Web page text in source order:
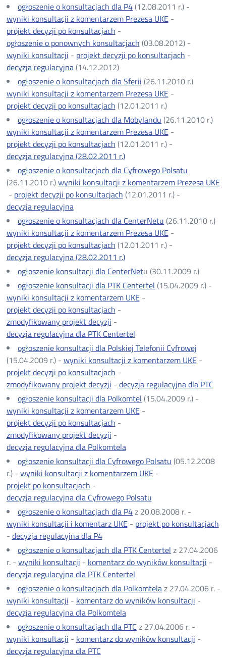
ogłoszenie o konsultacjach dla P4(12.08.2011 r.) -
wyniki konsultacji z komentarzem Prezesa UKE -
projekt decyzji po konsultacjach -
ogłoszenie o ponownych konsultacjach (03.08.2012) -
wyniki konsultacji - projekt decyzji po konsultacjach -
decyzja regulacyjna(14.12.2012)
ogłoszenie o konsultacjach dla Sferii (26.11.2010 r.)
wyniki konsultacji z komentarzem Prezesa UKE -
projekt decyzji po konsultacjach (12.01.2011 r.)
ogłoszenie o konsultacjach dla Mobylandu (26.11.2010 r.)
wyniki konsultacji z komentarzem Prezesa UKE -
projekt decyzji po konsultacjach (12.01.2011 r.) -
decyzja regulacyjna (28.02.2011 r.)
ogłoszenie o konsultacjach dla Cyfrowego Polsatu
(26.11.2010 r.)wyniki konsultacji z komentarzem Prezesa UKE
- projekt decyzji po konsultacjach (12.01.2011 r.) -
decyzja regulacyjna
ogłoszenie o konsultacjach dla CenterNetu (26.11.2010 r.)
wyniki konsultacji z komentarzem Prezesa UKE -
projekt decyzji po konsultacjach (12.01.2011 r.) -
decyzja regulacyjna (28.02.2011 r.)
ogłoszenie konsultacji dla CenterNetu (30.11.2009 r.)
ogłoszenie konsultacji dla PTK Centertel (15.04.2009 r.) -
wyniki konsultacji z komentarzem UKE -
projekt decyzji po konsultacjach -
zmodyfikowany projekt decyzji -
decyzja regulacyjna dla PTK Centertel
ogłoszenie konsultacji dla Polskiej Telefonii Cyfrowej
(15.04.2009 r.) - wyniki konsultacji z komentarzem UKE -
projekt decyzji po konsultacjach -
zmodyfikowany projekt decyzji - decyzja regulacyjna dla PTC
ogłoszenie konsultacji dla Polkomtel (15.04.2009 r.) -
wyniki konsultacji z komentarzem UKE -
projekt decyzji po konsultacjach -
zmodyfikowany projekt decyzji -
decyzja regulacyjna dla Polkomtela
ogłoszenie konsultacji dla Cyfrowego Polsatu (05.12.2008
r.) - wyniki konsultacji z komentarzem UKE -
projekt po konsultacjach -
decyzja regulacyjna dla Cyfrowego Polsatu
ogłoszenie o konsultacjach dla P4z 20.08.2008 r. -
wyniki konsultacji i komentarz UKE - projekt po konsultacjach
- decyzja regulacyjna dla P4
ogłoszenie o konsultacjach dla PTK Centertel z 27.04.2006
r. - wyniki konsultacji - komentarz do wyników konsultacji -
decyzja regulacyjna dla PTK Centertel
ogłoszenie o konsultacjach dla Polkomtelaz 27.04.2006 r. -
wyniki konsultacji - komentarz do wyników konsultacji -
decyzja regulacyjna dla Polkomtela
ogłoszenie o konsultacjach dla PTC z 27.04.2006 r. -
wyniki konsultacji - komentarz do wyników konsultacji -
decyzja regulacyjna dla PTC